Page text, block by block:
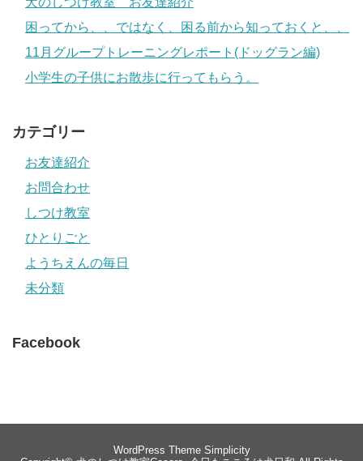
困ってから、、ではなく、困る前から知っておくと、、
11月グループトレーニングレポート(ドッグラン編)
小学生の子供にお散歩に行ってもらう。
カテゴリー
お友達紹介
お問合わせ
しつけ教室
ひとりごと
ようちえんの毎日
未分類
Facebook
WordPress Theme Simplicity